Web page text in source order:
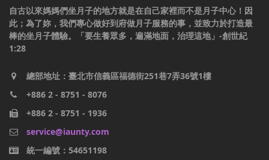
自古以來媽媽們坐月子的地方就是在自己家裡而不是月子中心！因
此；為了妳，我們專心做好到府做月子服務的事，並致力於打造最
棒的坐月子體驗。「要生養眾多，遍滿地面，治理這地」-創世紀
1:28
總部地址：臺北市信義區福德街251巷7弄36號1樓
+886 2 - 8751 - 8076
+886 2 - 8751 - 1936
service@iaunty.com
統一編號：54651198